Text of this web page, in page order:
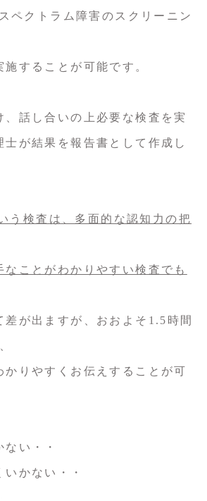
ペクトラム障害のスクリーニン
することが可能です。
、話し合いの上必要な検査を実
士が結果を報告書として作成し
う検査は、多面的な認知力の把
なことがわかりやすい検査でも
差が出ますが、おおよそ1.5時間
かりやすくお伝えすることが可
い・・
いかない・・